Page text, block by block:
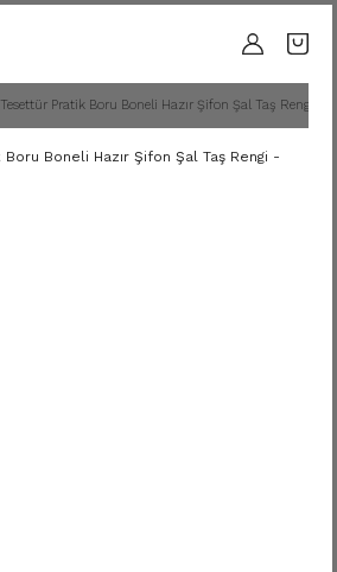
Tesettür Pratik Boru Boneli Hazır Şifon Şal Taş Rengi -